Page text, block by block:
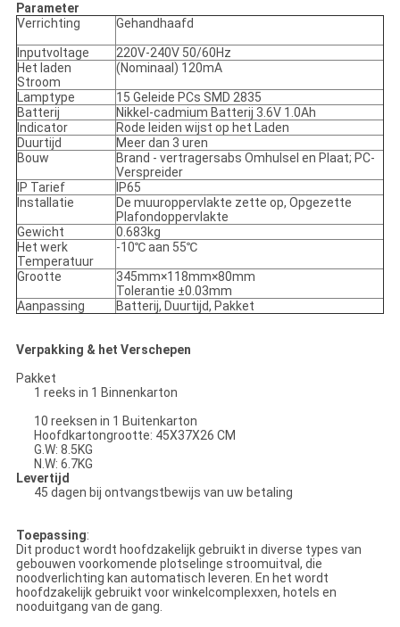
Parameter
Verrichting
Gehandhaafd
Inputvoltage
220V-240V 50/60Hz
Het laden
Stroom
(Nominaal) 120mA
Lamptype
15 Geleide PCs SMD 2835
Batterij
Nikkel-cadmium Batterij 3.6V 1.0Ah
Indicator
Rode leiden wijst op het Laden
Duurtijd
Meer dan 3 uren
Bouw
Brand - vertragersabs Omhulsel en Plaat; PC-
Verspreider
IP Tarief
IP65
Installatie
De muuroppervlakte zette op, Opgezette
Plafondoppervlakte
Gewicht
0.683kg
Het werk
Temperatuur
-10℃ aan 55℃
Grootte
345mm×118mm×80mm
Tolerantie ±0.03mm
Aanpassing
Batterij, Duurtijd, Pakket
Verpakking & het Verschepen
Pakket
1 reeks in 1 Binnenkarton
10 reeksen in 1 Buitenkarton
Hoofdkartongrootte: 45X37X26 CM
G.W: 8.5KG
N.W: 6.7KG
Levertijd
45 dagen bij ontvangstbewijs van uw betaling
Toepassing:
Dit product wordt hoofdzakelijk gebruikt in diverse types van
gebouwen voorkomende plotselinge stroomuitval, die
noodverlichting kan automatisch leveren. En het wordt
hoofdzakelijk gebruikt voor winkelcomplexxen, hotels en
nooduitgang van de gang.